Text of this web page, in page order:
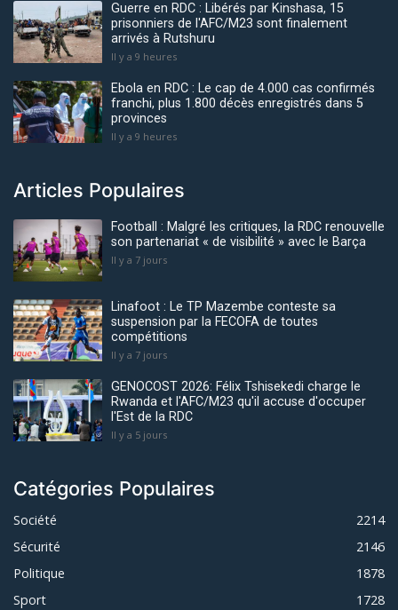
Guerre en RDC : Libérés par Kinshasa, 15
prisonniers de l'AFC/M23 sont finalement
arrivés à Rutshuru
Il y a 9 heures
Ebola en RDC : Le cap de 4.000 cas confirmés
franchi, plus 1.800 décès enregistrés dans 5
provinces
Il y a 9 heures
Articles Populaires
Football : Malgré les critiques, la RDC renouvelle
son partenariat « de visibilité » avec le Barça
Il y a 7 jours
Linafoot : Le TP Mazembe conteste sa
suspension par la FECOFA de toutes
compétitions
Il y a 7 jours
GENOCOST 2026: Félix Tshisekedi charge le
Rwanda et l'AFC/M23 qu'il accuse d'occuper
l'Est de la RDC
Il y a 5 jours
Catégories Populaires
Société
2214
Sécurité
2146
Politique
1878
Sport
1728